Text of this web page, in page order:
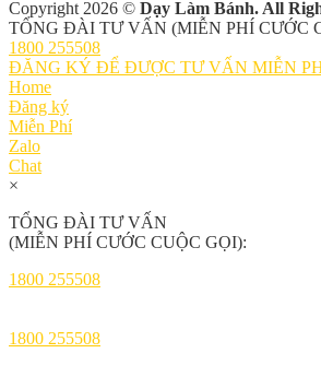
Copyright 2026 © Dạy Làm Bánh. All
TỔNG ĐÀI TƯ VẤN (MIỄN PHÍ CƯỚC
1800 255508
ĐĂNG KÝ ĐỂ ĐƯỢC TƯ VẤN MIỄN
Home
Đăng ký
Miễn Phí
Zalo
Chat
×
TỔNG ĐÀI TƯ VẤN
(MIỄN PHÍ CƯỚC CUỘC GỌI):
1800 255508
1800 255508